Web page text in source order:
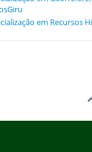
em Recursos